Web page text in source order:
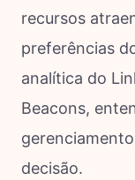
recursos
preferências
analítica do
Beacons,
decisão.